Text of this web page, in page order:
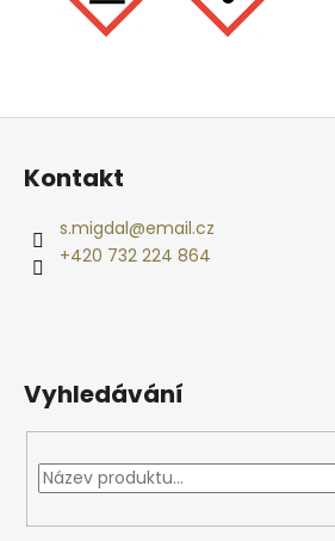
Z
Kontakt
s.migdal@email.cz
+420 732 224 864
Vyhledávání